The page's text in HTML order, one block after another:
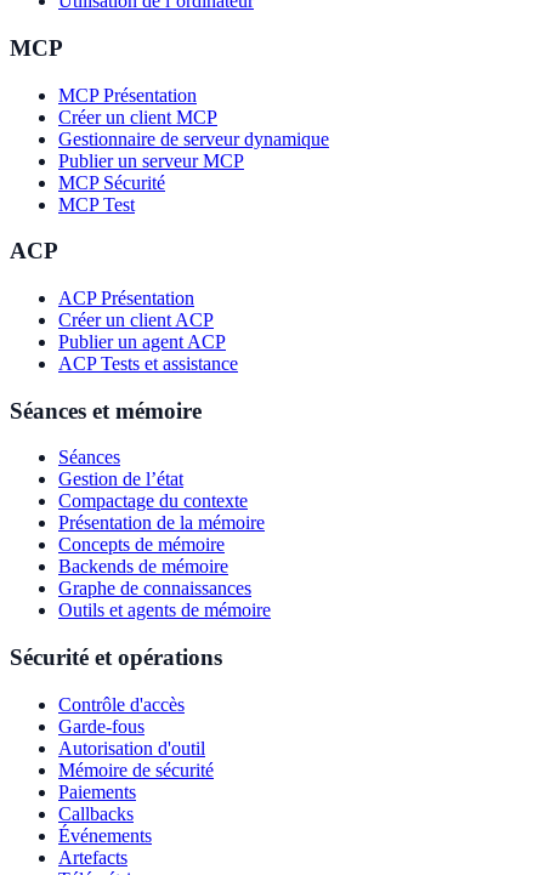
MCP
MCP Présentation
Créer un client MCP
Gestionnaire de serveur dynamique
Publier un serveur MCP
MCP Sécurité
MCP Test
ACP
ACP Présentation
Créer un client ACP
Publier un agent ACP
ACP Tests et assistance
Séances et mémoire
Séances
Gestion de l’état
Compactage du contexte
Présentation de la mémoire
Concepts de mémoire
Backends de mémoire
Graphe de connaissances
Outils et agents de mémoire
Sécurité et opérations
Contrôle d'accès
Garde-fous
Autorisation d'outil
Mémoire de sécurité
Paiements
Callbacks
Événements
Artefacts